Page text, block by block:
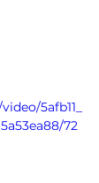
5afb11_
72